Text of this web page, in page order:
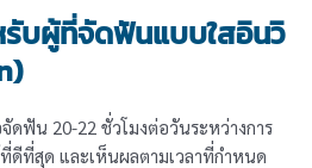
บผู้ที่จัดฟันแบบใสอินวิ
ดฟัน 20-22 ชั่วโมงต่อวันระหว่างการ
ดีที่สุด และเห็นผลตามเวลาที่กำหนด